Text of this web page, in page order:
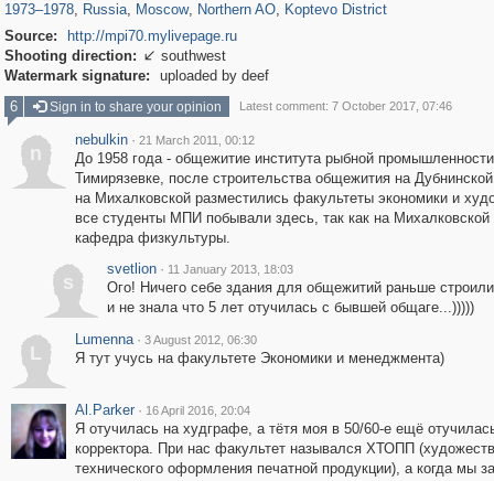
1973–1978, Russia, Moscow, Northern AO, Koptevo District
Source:
http://mpi70.mylivepage.ru
Shooting direction:  southwest
Watermark signature:
uploaded by deef
6
Sign in to share your opinion Latest comment: 7 October 2017, 07:46
n
nebulkin · 21 March 2011, 00:12
До 1958 года - общежитие института рыбной
Тимирязевке, после строительства общежития на
на Михалковской разместились факультеты экономики и
все студенты МПИ побывали здесь, так как на
кафедра физкультуры.
s
svetlion · 11 January 2013, 18:03
Ого! Ничего себе здания для общежитий раньше
и не знала что 5 лет отучилась с бывшей общаге...)))))
L
Lumenna · 3 August 2012, 06:30
Я тут учусь на факультете Экономики и менеджмента)
Al.Parker · 16 April 2016, 20:04
Я отучилась на худграфе, а тётя моя в 50/60-е ещё
корректора. При нас факультет назывался ХТОПП
технического оформления печатной продукции), а когда мы